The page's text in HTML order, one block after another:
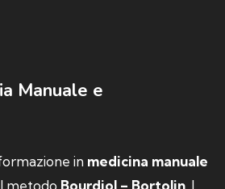
Manuale e
in medicina manuale
metodo Bourdiol – Bortolin . I